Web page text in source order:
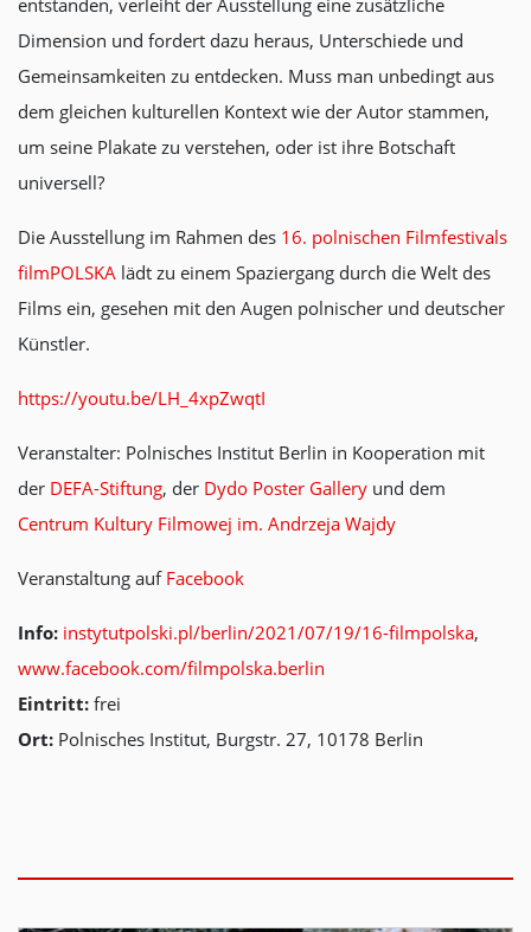
entstanden, verleiht der Ausstellung eine zusätzliche
Dimension und fordert dazu heraus, Unterschiede und
Gemeinsamkeiten zu entdecken. Muss man unbedingt aus
dem gleichen kulturellen Kontext wie der Autor stammen,
um seine Plakate zu verstehen, oder ist ihre Botschaft
universell?
Die Ausstellung im Rahmen des 16. polnischen Filmfestivals
filmPOLSKA lädt zu einem Spaziergang durch die Welt des
Films ein, gesehen mit den Augen polnischer und deutscher
Künstler.
https://youtu.be/LH_4xpZwqtI
Veranstalter: Polnisches Institut Berlin in Kooperation mit
der DEFA-Stiftung, der Dydo Poster Gallery und dem
Centrum Kultury Filmowej im. Andrzeja Wajdy
Veranstaltung auf Facebook
Info: instytutpolski.pl/berlin/2021/07/19/16-filmpolska,
www.facebook.com/filmpolska.berlin
Eintritt: frei
Ort: Polnisches Institut, Burgstr. 27, 10178 Berlin